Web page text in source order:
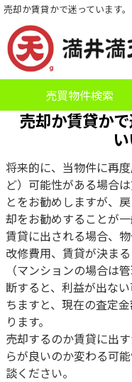
売却か賃貸かで迷っています
売買物件検索
売却か賃貸か
将来的に、当物件に再
ど）可能性がある場合
とをお勧めしますが、
却をお勧めすることが一
賃貸に出される場合、
改修費用、賃貸が決ま
（マンションの場合は
断すると、利益が出な
ちますと、現在の査定
ります。
売却するのか賃貸に出
らが良いのか変わる可
談ください。